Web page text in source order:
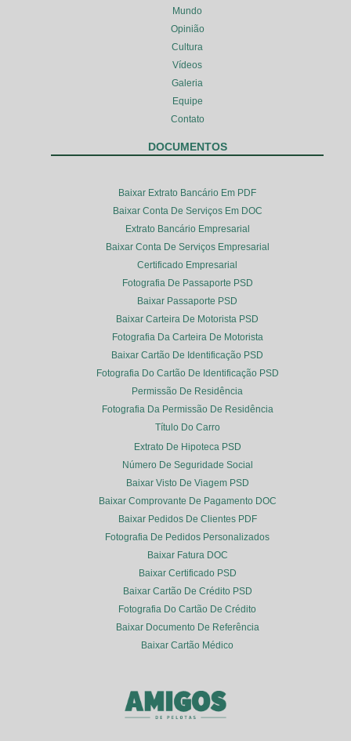
Mundo
Opinião
Cultura
Vídeos
Galeria
Equipe
Contato
DOCUMENTOS
Baixar Extrato Bancário Em PDF
Baixar Conta De Serviços Em DOC
Extrato Bancário Empresarial
Baixar Conta De Serviços Empresarial
Certificado Empresarial
Fotografia De Passaporte PSD
Baixar Passaporte PSD
Baixar Carteira De Motorista PSD
Fotografia Da Carteira De Motorista
Baixar Cartão De Identificação PSD
Fotografia Do Cartão De Identificação PSD
Permissão De Residência
Fotografia Da Permissão De Residência
Título Do Carro
Extrato De Hipoteca PSD
Número De Seguridade Social
Baixar Visto De Viagem PSD
Baixar Comprovante De Pagamento DOC
Baixar Pedidos De Clientes PDF
Fotografia De Pedidos Personalizados
Baixar Fatura DOC
Baixar Certificado PSD
Baixar Cartão De Crédito PSD
Fotografia Do Cartão De Crédito
Baixar Documento De Referência
Baixar Cartão Médico